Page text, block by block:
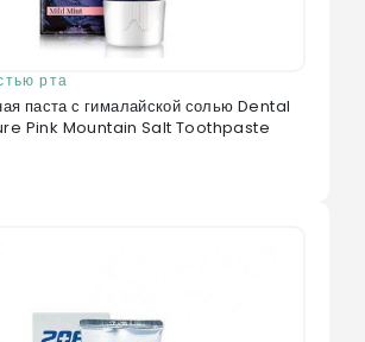
рта
паста с гималайской солью Dental
Pink Mountain Salt Toothpaste